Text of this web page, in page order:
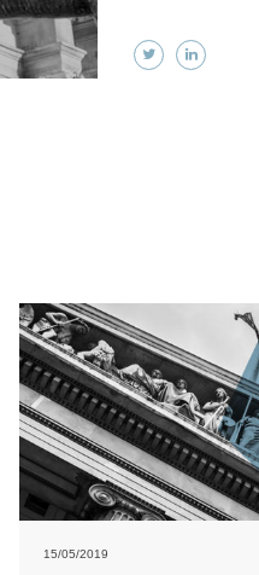
15/05/2019